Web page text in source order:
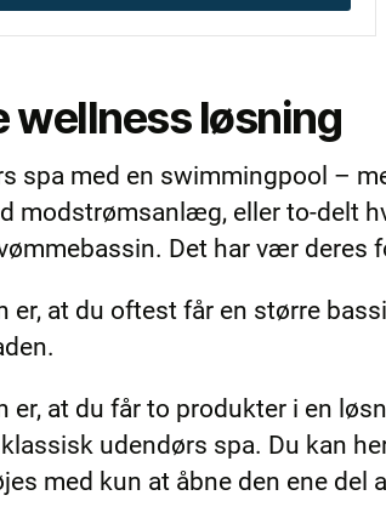
wellness løsning
spa med en swimmingpool –
modstrømsanlæg, eller to-delt
Det har vær deres
er, at du oftest får en større
er, at du får to produkter i en
udendørs spa. Du kan
med kun at åbne den ene del